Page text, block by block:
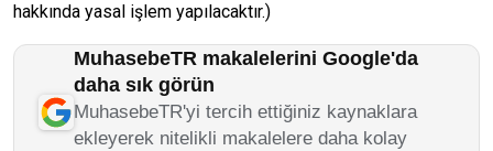
hakkında yasal işlem yapılacaktır.)
MuhasebeTR makalelerini Google'da
daha sık görün
MuhasebeTR'yi tercih ettiğiniz kaynaklara
ekleyerek nitelikli makalelere daha kolay